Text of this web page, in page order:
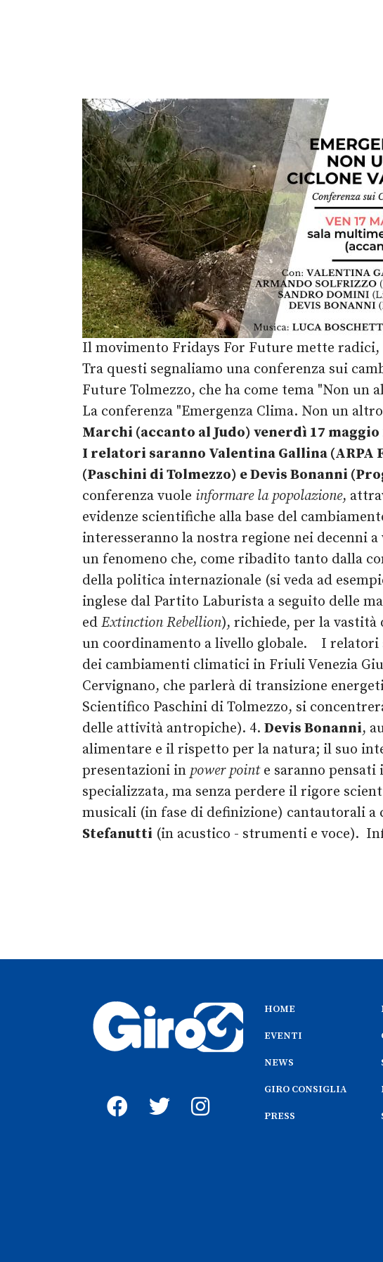
Il movimento Fridays For Future mette
Tra questi segnaliamo una conferenza sui
Future Tolmezzo, che ha come tema "Non un
La conferenza "Emergenza Clima. Non un
Marchi (accanto al Judo) venerdì 17 maggio
I relatori saranno Valentina Gallina (ARPA
(Paschini di Tolmezzo) e Devis Bonanni
conferenza vuole informare la popolazione,
evidenze scientifiche alla base del
interesseranno la nostra regione nei decenni a
un fenomeno che, come ribadito tanto dalla
della politica internazionale (si veda ad
inglese dal Partito Laburista a seguito delle
ed Extinction Rebellion), richiede, per la vastità
un coordinamento a livello globale.
I relatori
dei cambiamenti climatici in Friuli Venezia
Cervignano, che parlerà di transizione
Scientifico Paschini di Tolmezzo, si
delle attività antropiche). 4. Devis Bonanni,
alimentare e il rispetto per la natura; il suo
presentazioni in power point e saranno pensati
specializzata, ma senza perdere il rigore
musicali (in fase di definizione) cantautorali
Stefanutti (in acustico - strumenti e voce).
HOME
EVENTI
NEWS
GIRO CONSIGLIA
PRESS